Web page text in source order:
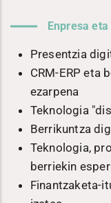
Enpresa
Presentzia
CRM-ERP eta
ezarpena
Teknologia
Berrikuntza
Teknologia,
berriekin
Finantzaketa-